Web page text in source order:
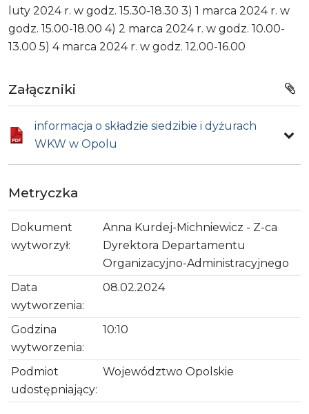
luty 2024 r. w godz. 15.30-18.30 3) 1 marca 2024 r. w
godz. 15.00-18.00 4) 2 marca 2024 r. w godz. 10.00-
13.00 5) 4 marca 2024 r. w godz. 12.00-16.00
Załączniki
informacja o składzie siedzibie i dyżurach
WKW w Opolu
Metryczka
Dokument
wytworzył:
Anna Kurdej-Michniewicz - Z-ca
Dyrektora Departamentu
Organizacyjno-Administracyjnego
Data
wytworzenia:
08.02.2024
Godzina
wytworzenia:
10:10
Podmiot
udostępniający:
Województwo Opolskie